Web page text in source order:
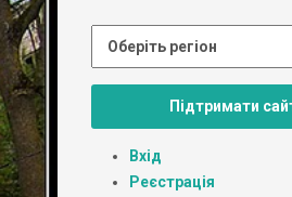
Підтримати
Вхід
Реєстрація